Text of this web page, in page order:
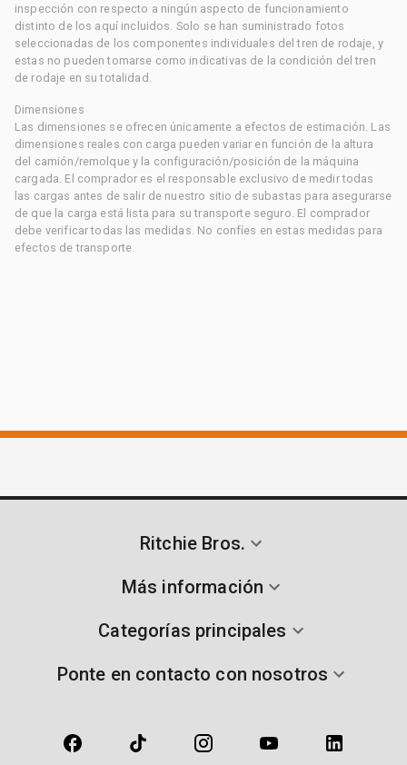
inspección con respecto a ningún aspecto de funcionamiento
distinto de los aquí incluidos. Solo se han suministrado fotos
seleccionadas de los componentes individuales del tren de rodaje, y
estas no pueden tomarse como indicativas de la condición del tren
de rodaje en su totalidad.
Dimensiones
Las dimensiones se ofrecen únicamente a efectos de estimación. Las
dimensiones reales con carga pueden variar en función de la altura
del camión/remolque y la configuración/posición de la máquina
cargada. El comprador es el responsable exclusivo de medir todas
las cargas antes de salir de nuestro sitio de subastas para asegurarse
de que la carga está lista para su transporte seguro. El comprador
debe verificar todas las medidas. No confíes en estas medidas para
efectos de transporte.
Ritchie Bros.
Más información
Categorías principales
Ponte en contacto con nosotros